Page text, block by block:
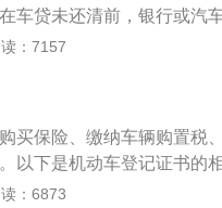
车贷未还清前，银行或汽
这大绿本。二手车过户之
当于房产证，里面记录着
车辆有无抵押等等。绿本
票：在车辆过户完成后，
方形纸。这个如果丢失不
、行驶证：车辆在过户之
：7157
买保险、缴纳车辆购置税
以下是机动车登记证书的
法律证明，由车辆所有人
：6873